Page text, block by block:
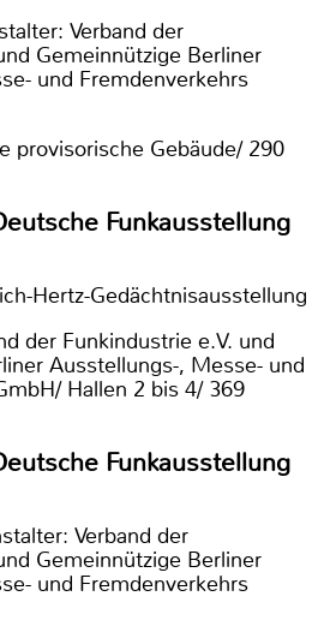
Verband der
Gemeinnützige Berliner
und Fremdenverkehrs
provisorische Gebäude/ 290
Funkausstellung
Hertz-Gedächtnisausstellung
der Funkindustrie e.V. und
Ausstellungs-, Messe- und
Hallen 2 bis 4/ 369
Funkausstellung
Verband der
Gemeinnützige Berliner
und Fremdenverkehrs